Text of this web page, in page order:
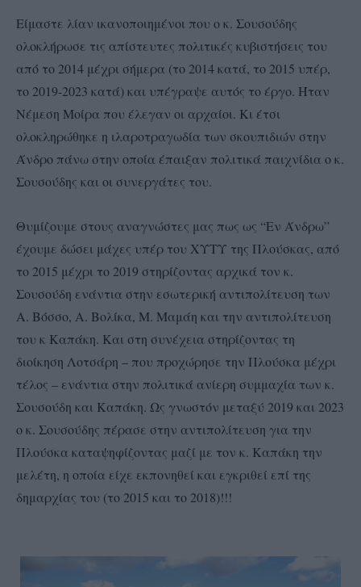
Είμαστε λίαν ικανοποιημένοι που ο κ. Σουσούδης
ολοκλήρωσε τις απίστευτες πολιτικές κυβιστήσεις του
από το 2014 μέχρι σήμερα (το 2014 κατά, το 2015 υπέρ,
το 2019-2023 κατά) και υπέγραψε αυτός το έργο. Ήταν
Νέμεση Μοίρα που έλεγαν οι αρχαίοι. Κι έτσι
ολοκληρώθηκε η ιλαροτραγωδία των σκουπιδιών στην
Άνδρο πάνω στην οποία έπαιξαν πολιτικά παιχνίδια ο κ.
Σουσούδης και οι συνεργάτες του.
Θυμίζουμε στους αναγνώστες μας πως ως “Εν Άνδρω”
έχουμε δώσει μάχες υπέρ του ΧΥΤΥ της Πλούσκας, από
το 2015 μέχρι το 2019 στηρίζοντας αρχικά τον κ.
Σουσούδη ενάντια στην εσωτερική αντιπολίτευση των
Α. Βόσσο, Α. Βολίκα, Μ. Μαμάη και την αντιπολίτευση
του κ Καπάκη. Και στη συνέχεια στηρίζοντας τη
διοίκηση Λοτσάρη – που προχώρησε την Πλούσκα μέχρι
τέλος – ενάντια στην πολιτικά ανίερη συμμαχία των κ.
Σουσούδη και Καπάκη. Ως γνωστόν μεταξύ 2019 και 2023
ο κ. Σουσούδης πέρασε στην αντιπολίτευση για την
Πλούσκα καταψηφίζοντας μαζί με τον κ. Καπάκη την
μελέτη, η οποία είχε εκπονηθεί και εγκριθεί επί της
δημαρχίας του (το 2015 και το 2018)!!!